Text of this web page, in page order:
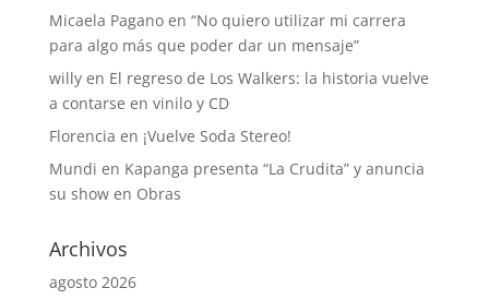
Micaela Paganoen “No quiero utilizar mi carrera
para algo más que poder dar un mensaje”
willyen El regreso de Los Walkers: la historia vuelve
a contarse en vinilo y CD
Florencia en ¡Vuelve Soda Stereo!
Mundi en Kapanga presenta “La Crudita” y anuncia
su show en Obras
Archivos
agosto 2026